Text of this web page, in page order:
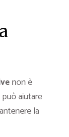
non è
aiutare
la